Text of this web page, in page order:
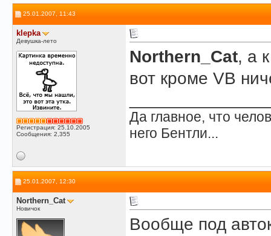
25.01.2007, 11:43
klepka
Девушка-лето
Регистрация: 25.10.2005
Сообщения: 2,355
Northern_Cat, а
вот кроме VB
Да главное, что
него Бентли...
25.01.2007, 12:30
Northern_Cat
Новичок
Вообще под